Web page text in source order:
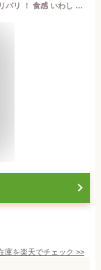
いわし 黒 ごませんべい 90g 【 送料無料 】 パリパリ ！ 食感 いわし せんべい 保存料 着色料 無添加 珍味 おつまみ 人気
庫を楽天でチェック >>